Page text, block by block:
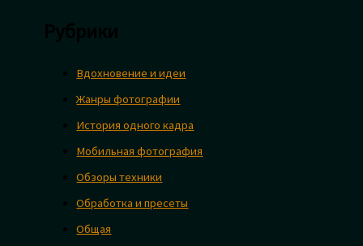
Вдохновение и идеи
Жанры фотографии
История одного кадра
Мобильная фотография
Обзоры техники
Обработка и пресеты
Общая